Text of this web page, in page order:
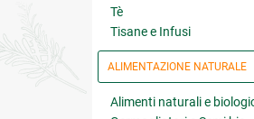
Tè
Tisane e Infusi
ALIMENTAZIONE NATURALE
Alimenti naturali e